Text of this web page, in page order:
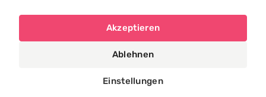
Akzeptieren
Ablehnen
Einstellungen
Persönlichkeitsentwicklung